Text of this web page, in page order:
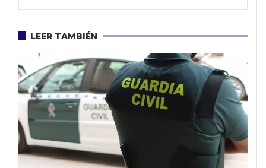
LEER TAMBIÉN